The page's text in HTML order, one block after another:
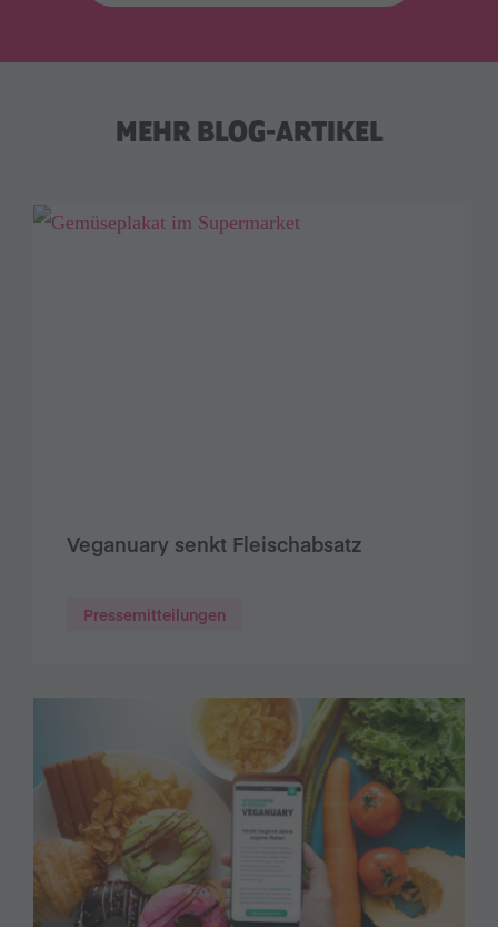
MEHR BLOG-ARTIKEL
Veganuary senkt Fleischabsatz
Pressemitteilungen